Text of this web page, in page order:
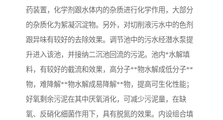
药装置，化学剂跟水体内的杂质进行化学作用，大部分
的杂质化为絮凝沉淀物。另外，对切削液污水中的色剂
跟异味有较好的去除效果。调节池中的污水经潜水泵提
升进入该池，并接纳二沉池回流的污泥。池内*水解填
料，有较好的截流和效果，高分子**物水解成低分子**
物，难降解**物水解成易降解**物，提高可生化性能；
好氧剩余污泥在其中厌氧消化，可减少污泥量，在缺
氧、反硝化细菌作用下，具有脱氮的效果。内设组合填
豆制品污水